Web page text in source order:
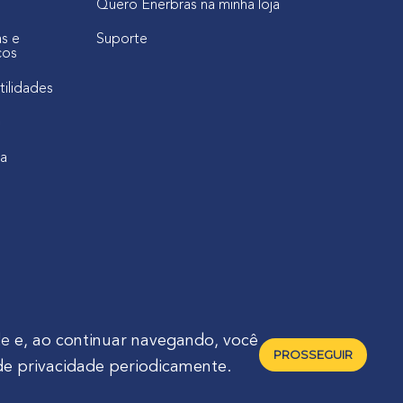
e
Quero Enerbras na minha loja
Suporte
- Brasil 🇧🇷
e, ao continuar navegando, você
privacidade periodicamente.
PROSSEGUIR